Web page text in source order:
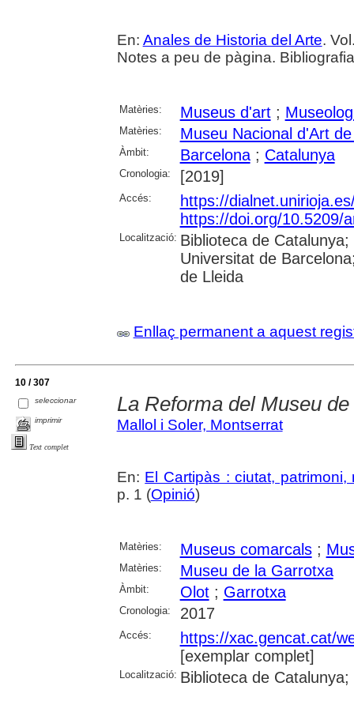
En: Anales de Historia del Arte.
Notes a peu de pàgina.
Matèries: Museus d'art;
Matèries: Museu Nacional d'Art
Àmbit: Barcelona; Catalunya
Cronologia: [2019]
Accés:
https://
https://doi.org/10.5209/
Localització: Biblioteca de
Universitat de
de Lleida
Enllaç permanent a aquest
10 / 307
seleccionar
imprimir
Text complet
La Reforma del Museu
Mallol i Soler, Montserrat
En: El Cartipàs : ciutat, patrimoni,
p. 1 (Opinió)
Matèries: Museus comarcals;
Matèries: Museu de la Garrotxa
Àmbit: Olot; Garrotxa
Cronologia: 2017
Accés:
https://xac.gencat.cat/
[exemplar complet]
Localització: Biblioteca de